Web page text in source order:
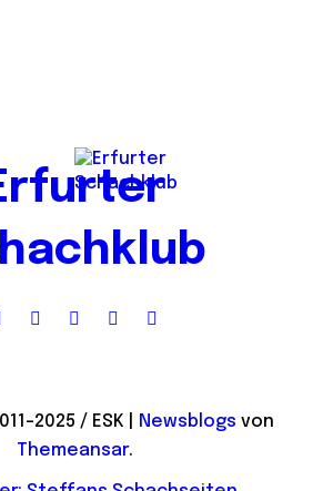
2025 / ESK Newsblogs von
Themeansar.